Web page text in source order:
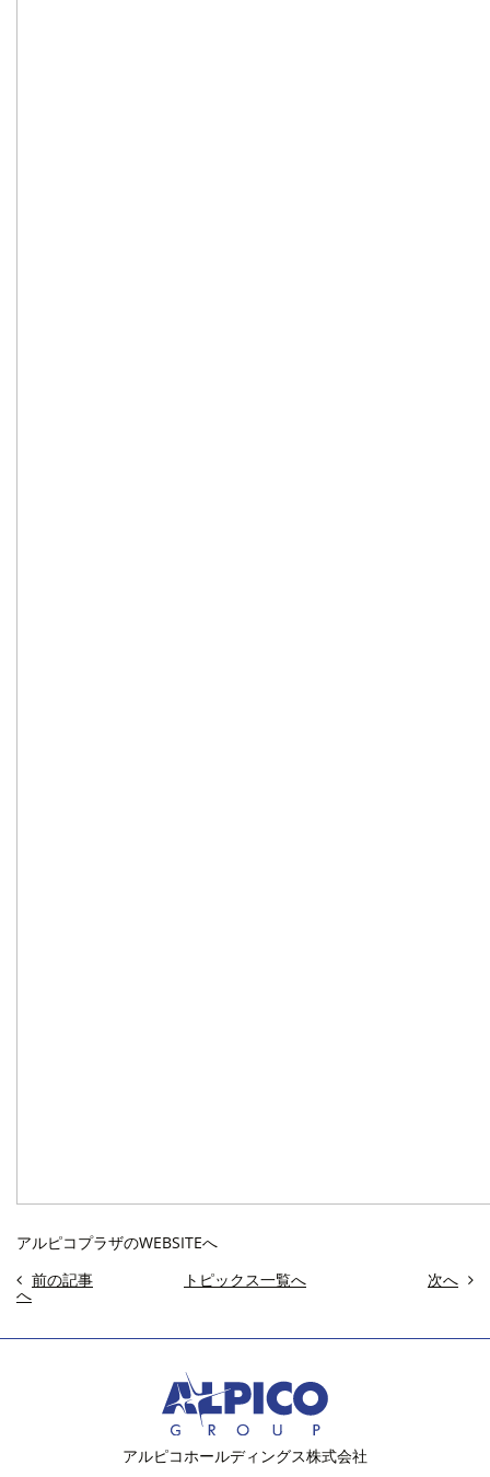
アルピコプラザのWEBSITEへ
前の記事
へ
トピックス一覧へ 次へ
アルピコホールディングス株式会社